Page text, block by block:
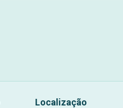
Localização